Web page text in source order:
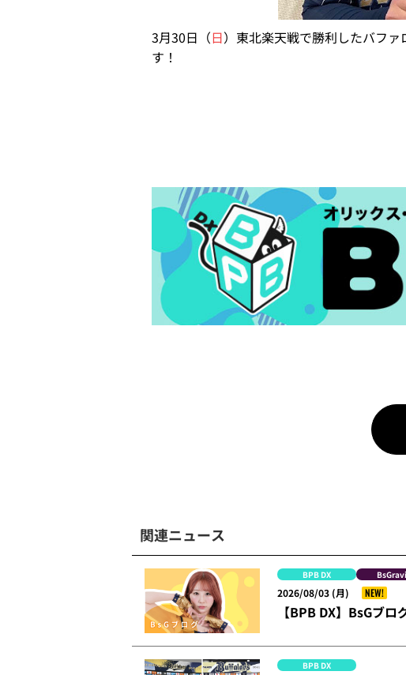
3月30日（日）東北楽天戦で勝利したバフ
す！
関連ニュース
BPB DX
2026/08/03 (月) NEW!
【BPB DX】BsGブ
BPB DX